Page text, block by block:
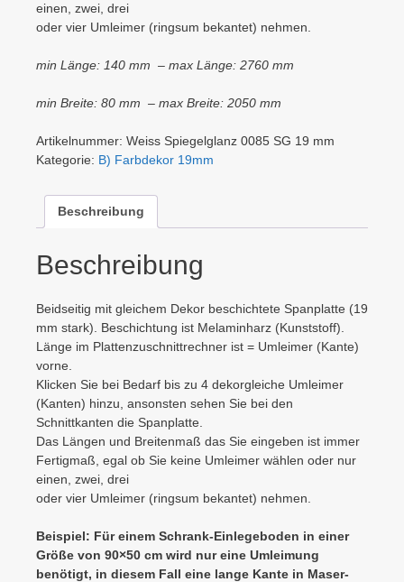
einen, zwei, drei
oder vier Umleimer (ringsum bekantet) nehmen.
min Länge: 140 mm – max Länge: 2760 mm
min Breite: 80 mm – max Breite: 2050 mm
Artikelnummer: Weiss Spiegelglanz 0085 SG 19 mm
Kategorie: B) Farbdekor 19mm
Beschreibung
Beschreibung
Beidseitig mit gleichem Dekor beschichtete Spanplatte (19
mm stark). Beschichtung ist Melaminharz (Kunststoff).
Länge im Plattenzuschnittrechner ist = Umleimer (Kante)
vorne.
Klicken Sie bei Bedarf bis zu 4 dekorgleiche Umleimer
(Kanten) hinzu, ansonsten sehen Sie bei den
Schnittkanten die Spanplatte.
Das Längen und Breitenmaß das Sie eingeben ist immer
Fertigmaß, egal ob Sie keine Umleimer wählen oder nur
einen, zwei, drei
oder vier Umleimer (ringsum bekantet) nehmen.
Beispiel: Für einem Schrank-Einlegeboden in einer
Größe von 90×50 cm wird nur eine Umleimung
benötigt, in diesem Fall eine lange Kante in Maser-